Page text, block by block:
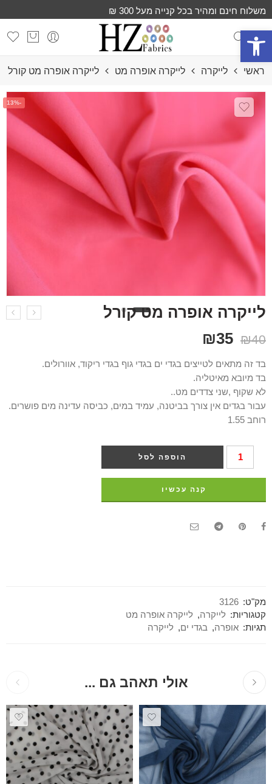
פתח סרגל נגישות
משלוח חינם ומהיר בכל קנייה מעל 300 ₪
ראשי לייקרה לייקרה אופרה מט לייקרה אופרה מט קורל
-13%
לייקרה אופרה מט קורל
₪40
₪35
בד זה מתאים לטייצים בגדי ים בגדי גוף בגדי ריקוד, אוורולים.
בד מיובא מאיטליה.
לא שקוף ,שני צדדים מט..
עבור בגדים אין צורך בביטנה, עמיד במים, כביסה עדינה מים פושרים.
רוחב 1.55
הוספה לסל
קנה עכשיו
מק"ט: 3126
קטגוריות: לייקרה, לייקרה אופרה מט
תגיות: אופרה, בגדי ים, לייקרה
אולי תאהב גם ...